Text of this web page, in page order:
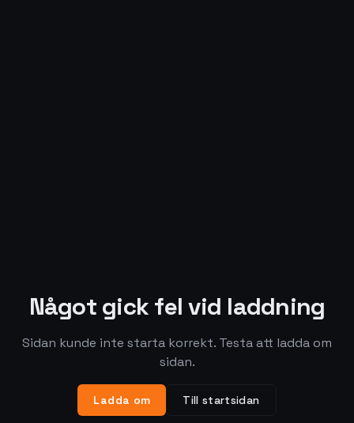
Något gick fel vid laddning
Sidan kunde inte starta korrekt. Testa att ladda om
sidan.
Ladda om Till startsidan